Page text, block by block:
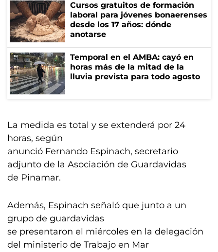
Cursos gratuitos de formación
laboral para jóvenes bonaerenses
desde los 17 años: dónde
anotarse
Temporal en el AMBA: cayó en
horas más de la mitad de la
lluvia prevista para todo agosto
La medida es total y se extenderá por 24
horas, según
anunció Fernando Espinach, secretario
adjunto de la Asociación de Guardavidas
de Pinamar.
Además, Espinach señaló que junto a un
grupo de guardavidas
se presentaron el miércoles en la delegación
del ministerio de Trabajo en Mar